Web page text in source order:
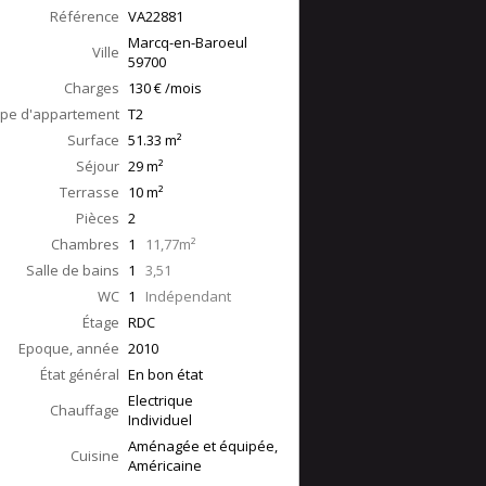
Référence VA22881
Ville Marcq-en-Baroeul
59700
Charges 130 € /mois
d'appartement T2
Surface 51.33 m²
Séjour 29m²
Terrasse 10m²
Pièces 2
Chambres 1
11,77m²
Salle de bains 1 3,51
WC 1 Indépendant
Étage RDC
Epoque, année 2010
État général En bon état
Chauffage Electrique
Individuel
Cuisine Aménagée et équipée,
Américaine